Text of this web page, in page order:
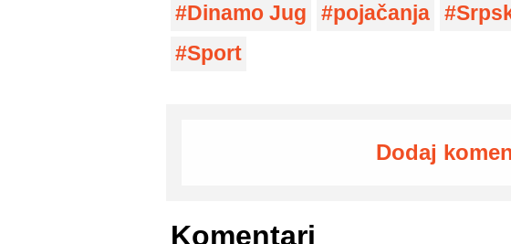
Dinamo Jug pojačanja
Sport
Dodaj
Komentari